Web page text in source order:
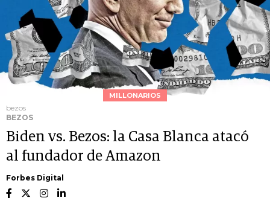
MILLONARIOS
bezos
BEZOS
Biden vs. Bezos: la Casa Blanca atacó
al fundador de Amazon
Forbes Digital